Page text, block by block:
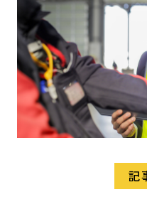
記